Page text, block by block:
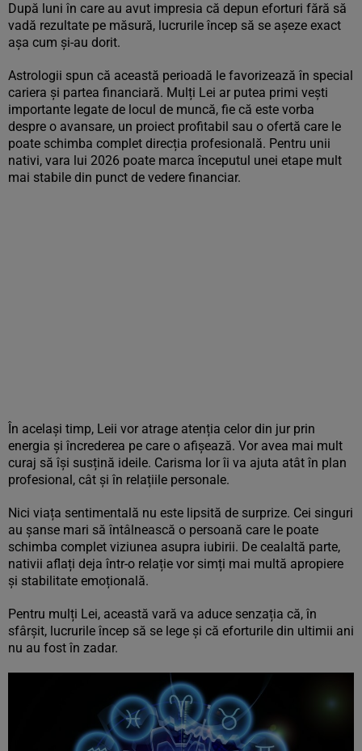
După luni în care au avut impresia că depun eforturi fără să
vadă rezultate pe măsură, lucrurile încep să se așeze exact
așa cum și-au dorit.
Astrologii spun că această perioadă le favorizează în special
cariera și partea financiară. Mulți Lei ar putea primi vești
importante legate de locul de muncă, fie că este vorba
despre o avansare, un proiect profitabil sau o ofertă care le
poate schimba complet direcția profesională. Pentru unii
nativi, vara lui 2026 poate marca începutul unei etape mult
mai stabile din punct de vedere financiar.
În același timp, Leii vor atrage atenția celor din jur prin
energia și încrederea pe care o afișează. Vor avea mai mult
curaj să își susțină ideile. Carisma lor îi va ajuta atât în plan
profesional, cât și în relațiile personale.
Nici viața sentimentală nu este lipsită de surprize. Cei singuri
au șanse mari să întâlnească o persoană care le poate
schimba complet viziunea asupra iubirii. De cealaltă parte,
nativii aflați deja într-o relație vor simți mai multă apropiere
și stabilitate emoțională.
Pentru mulți Lei, această vară va aduce senzația că, în
sfârșit, lucrurile încep să se lege și că eforturile din ultimii ani
nu au fost în zadar.